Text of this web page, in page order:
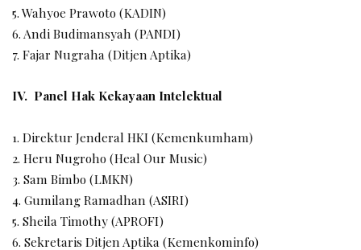
5. Wahyoe Prawoto (KADIN)
6. Andi Budimansyah (PANDI)
7. Fajar Nugraha (Ditjen Aptika)
IV. Panel Hak Kekayaan Intelektual
1. Direktur Jenderal HKI (Kemenkumham)
2. Heru Nugroho (Heal Our Music)
3. Sam Bimbo (LMKN)
4. Gumilang Ramadhan (ASIRI)
5. Sheila Timothy (APROFI)
6. Sekretaris Ditjen Aptika (Kemenkominfo)